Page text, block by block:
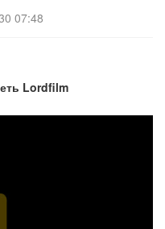
07:48
Lordfilm